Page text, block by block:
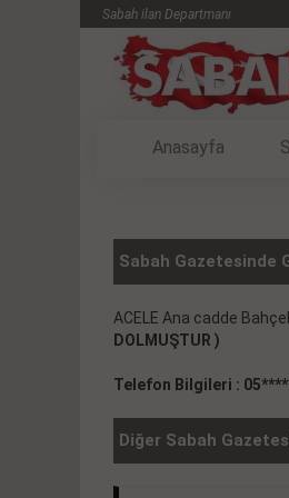
Sabah ilan Departmanı
Anasayfa
Sabah Gazetesinde
ACELE Ana cadde
DOLMUŞTUR )
Telefon Bilgileri :
Diğer Sabah